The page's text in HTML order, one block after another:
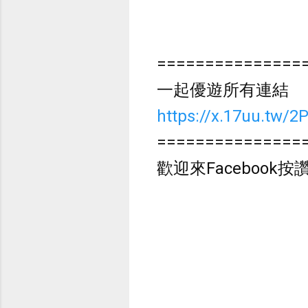
一起優遊所有連結
https://x.17uu.tw/
歡迎來Facebook按